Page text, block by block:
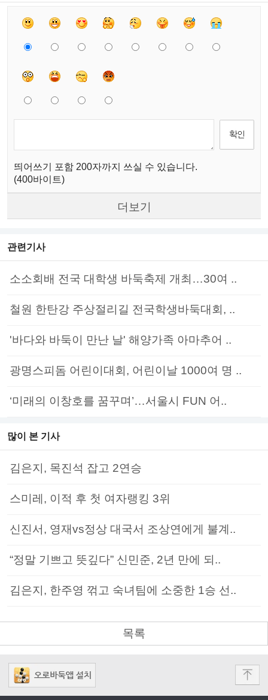
띄어쓰기 포함 200자까지 쓰실 수 있습니다.
(400바이트)
더보기
관련기사
소소회배 전국 대학생 바둑축제 개최…30여 ..
철원 한탄강 주상절리길 전국학생바둑대회, ..
'바다와 바둑이 만난 날' 해양가족 아마추어 ..
광명스피돔 어린이대회, 어린이날 1000여 명 ..
‘미래의 이창호를 꿈꾸며’…서울시 FUN 어..
많이 본 기사
김은지, 목진석 잡고 2연승
스미레, 이적 후 첫 여자랭킹 3위
신진서, 영재vs정상 대국서 조상연에게 불계..
“정말 기쁘고 뜻깊다” 신민준, 2년 만에 되..
김은지, 한주영 꺾고 숙녀팀에 소중한 1승 선..
목록